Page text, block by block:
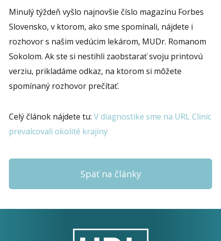
Minulý týždeň vyšlo najnovšie číslo magazínu Forbes
Slovensko, v ktorom, ako sme spomínali, nájdete i
rozhovor s našim vedúcim lekárom, MUDr. Romanom
Sokolom. Ak ste si nestihli zaobstarať svoju printovú
verziu, prikladáme odkaz, na ktorom si môžete
spomínaný rozhovor prečítať.
Celý článok nájdete tu: V diagnostike sme na URL Clinic
prevalcovali okolité krajiny
Späť na články